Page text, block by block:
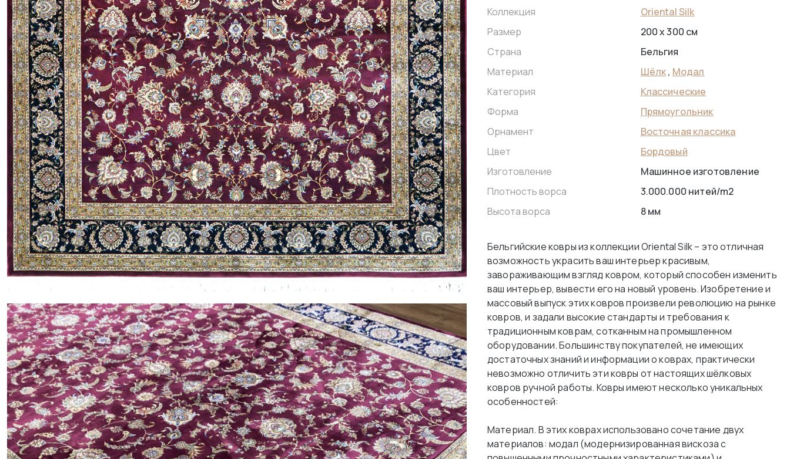
Коллекция
Oriental Silk
Размер
200 x 300 см
Страна
Бельгия
Материал
Шёлк, Модал
Категория
Классические
Форма
Прямоугольник
Орнамент
Восточная классика
Цвет
Бордовый
Изготовление
Машинное изготовление
Плотность ворса
3.000.000 нитей/m2
Высота ворса
8 мм
Бельгийские ковры из коллекции Oriental Silk – это отличная
возможность украсить ваш интерьер красивым,
завораживающим взгляд ковром, который способен изменить
ваш интерьер, вывести его на новый уровень. Изобретение и
массовый выпуск этих ковров произвели революцию на рынке
ковров, и задали высокие стандарты и требования к
традиционным коврам, сотканным на промышленном
оборудовании. Большинству покупателей, не имеющих
достаточных знаний и информации о коврах, практически
невозможно отличить эти ковры от настоящих шёлковых
ковров ручной работы. Ковры имеют несколько уникальных
особенностей:
Материал. В этих коврах использовано сочетание двух
материалов: модал (модернизированная вискоза с